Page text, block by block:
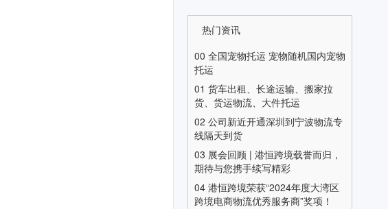
热门资讯
00 全国宠物托运 宠物随机国内宠物
托运
01 货车出租、长途运输、搬家拉
货、货运物流、大件托运
02 公司新近开通深圳到宁波物流专
线隔天到货
03 展会回顾 | 港恒跨境载誉而归，
期待与您携手续写精彩
04 港恒跨境荣获“2024年度大湾区
跨境电商物流优秀服务商”奖项！